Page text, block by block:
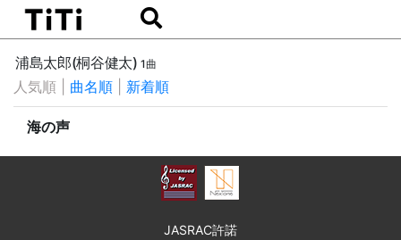
浦島太郎(桐谷健太)1曲
人気順 曲名順 新着順
海の声
JASRAC許諾